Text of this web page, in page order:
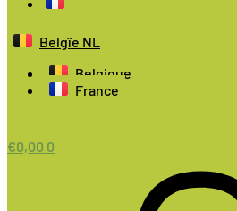
Belgïe NL
Belgique
France
€0,00 0